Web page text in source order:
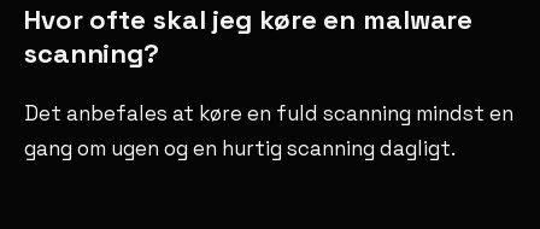
Hvor ofte skal jeg køre en malware
scanning?
Det anbefales at køre en fuld scanning mindst en
gang om ugen og en hurtig scanning dagligt.